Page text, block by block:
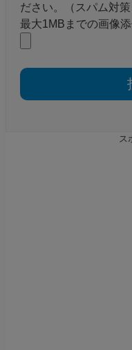
最大1MBまでの画像添
ださい。（スパム対策
ス